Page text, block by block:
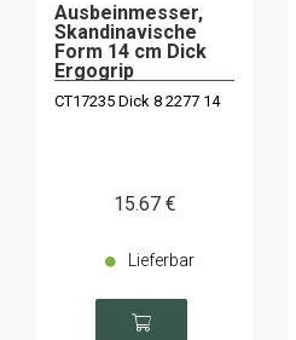
Ausbeinmesser,
Skandinavische
Form 14 cm Dick
Ergogrip
CT17235 Dick 8 2277 14
15.67 €
Lieferbar